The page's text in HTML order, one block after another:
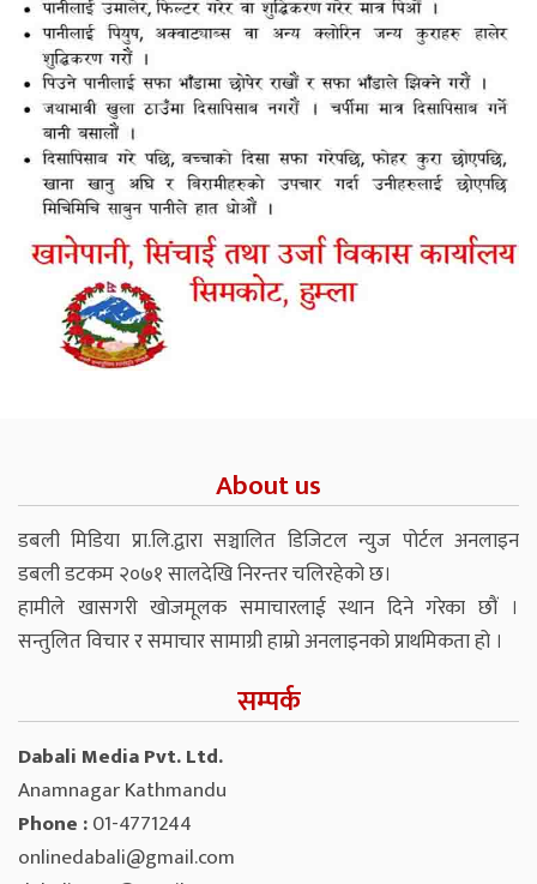
About us
डबली मिडिया प्रा.लि.द्वारा सञ्चालित डिजिटल न्युज पोर्टल अनलाइन
डबली डटकम २०७१ सालदेखि निरन्तर चलिरहेको छ।
हामीले खासगरी खोजमूलक समाचारलाई स्थान दिने गरेका छौं ।
सन्तुलित विचार र समाचार सामाग्री हाम्रो अनलाइनको प्राथमिकता हो ।
सम्पर्क
Dabali Media Pvt. Ltd.
Anamnagar Kathmandu
Phone :01-4771244
onlinedabali@gmail.com